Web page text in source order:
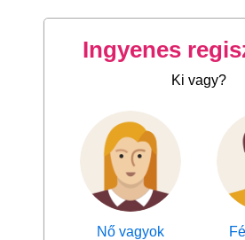
Ingyenes
Ki vagy?
Nő vagyok